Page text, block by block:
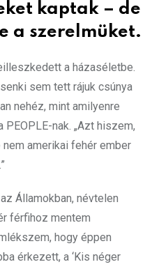
kaptak – de
a szerelmüket.
a házaséletbe.
sem tett rájuk csúnya
nehéz, mint amilyenre
nak. „Azt hiszem,
nem amerikai fehér ember
Államokban, névtelen
férfihoz mentem
hogy éppen
érkezett, a ‘Kis néger